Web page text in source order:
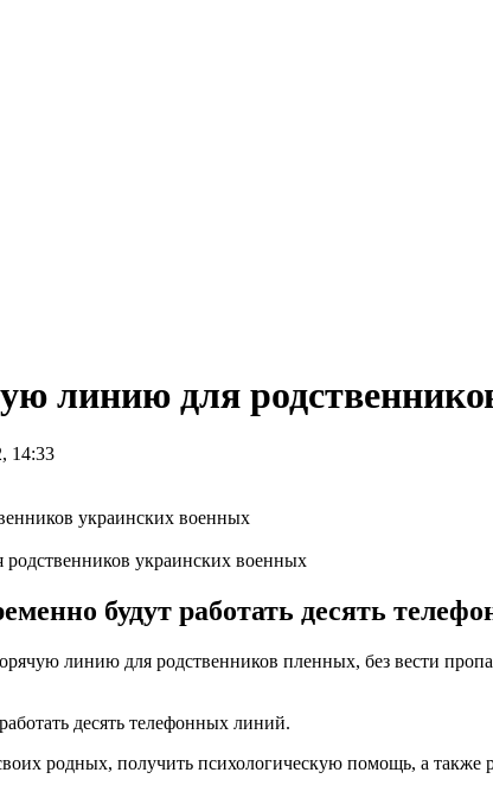
линию для
14:33
родственников украинских военных
будут работать десять
линию для родственников пленных, без вести
десять телефонных линий.
родных, получить психологическую помощь, а также